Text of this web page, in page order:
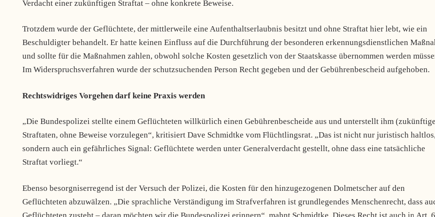
Verdacht einer zukünftigen Straftat – ohne konkrete Beweise.
Trotzdem wurde der Geflüchtete, der mittlerweile eine Aufenthaltserlaubnis besitzt und ohne Straftat hier lebt, wie ein
Beschuldigter behandelt. Er hatte keinen Einfluss auf die Durchführung der besonderen erkennungsdienstlichen
und sollte für die Maßnahmen zahlen, obwohl solche Kosten gesetzlich von der Staatskasse übernommen werden
Im Widerspruchsverfahren wurde der schutzsuchenden Person Recht gegeben und der Gebührenbescheid aufgehoben.
Rechtswidriges Vorgehen darf keine Praxis werden
„Die Bundespolizei stellte einem Geflüchteten willkürlich einen Gebührenbescheide aus und unterstellt ihm
Straftaten, ohne Beweise vorzulegen“, kritisiert Dave Schmidtke vom Flüchtlingsrat. „Das ist nicht nur juristisch
sondern auch ein gefährliches Signal: Geflüchtete werden unter Generalverdacht gestellt, ohne dass eine tatsächliche
Straftat vorliegt.“
Ebenso besorgniserregend ist der Versuch der Polizei, die Kosten für den hinzugezogenen Dolmetscher auf den
Geflüchteten abzuwälzen. „Die sprachliche Verständigung im Strafverfahren ist grundlegendes Menschenrecht, dass
Geflüchteten zusteht – daran möchten wir die Bundespolizei erinnern“, mahnt Schmidtke. Dieses Recht ist auch in Art. 6